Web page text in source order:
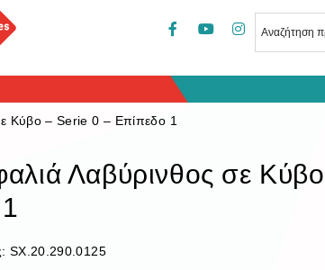
Κύβο – Serie 0 – Επίπεδο 1
Λαβύρινθος σε
SX.20.290.0125